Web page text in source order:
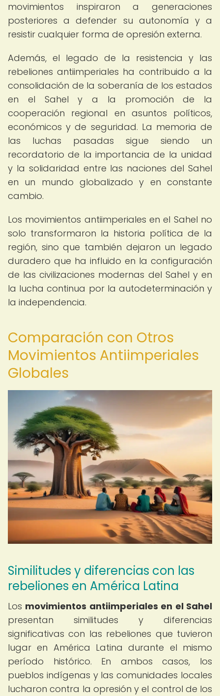
movimientos inspiraron a generaciones
posteriores a defender su autonomía y a
resistir cualquier forma de opresión externa.
Además, el legado de la resistencia y las
rebeliones antiimperiales ha contribuido a la
consolidación de la soberanía de los estados
en el Sahel y a la promoción de la
cooperación regional en asuntos políticos,
económicos y de seguridad. La memoria de
las luchas pasadas sigue siendo un
recordatorio de la importancia de la unidad
y la solidaridad entre las naciones del Sahel
en un mundo globalizado y en constante
cambio.
Los movimientos antiimperiales en el Sahel no
solo transformaron la historia política de la
región, sino que también dejaron un legado
duradero que ha influido en la configuración
de las civilizaciones modernas del Sahel y en
la lucha continua por la autodeterminación y
la independencia.
Comparación con Otros
Movimientos Antiimperiales
Globales
Similitudes y diferencias con las
rebeliones en América Latina
Los movimientos antiimperiales en el Sahel
presentan similitudes y diferencias
significativas con las rebeliones que tuvieron
lugar en América Latina durante el mismo
período histórico. En ambos casos, los
pueblos indígenas y las comunidades locales
lucharon contra la opresión y el control de los